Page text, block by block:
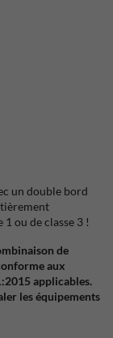
un double bord
ou de classe 3 !
de
aux
applicables.
les équipements